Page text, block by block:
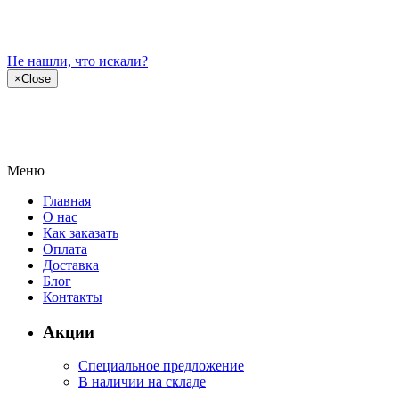
Не нашли, что искали?
×Close
Меню
Главная
О нас
Как заказать
Оплата
Доставка
Блог
Контакты
Акции
Специальное предложение
В наличии на складе